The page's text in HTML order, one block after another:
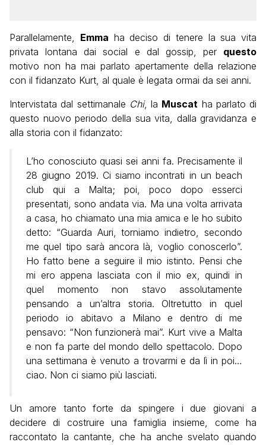
Parallelamente, Emma ha deciso di tenere la sua vita
privata lontana dai social e dal gossip, per questo
motivo non ha mai parlato apertamente della relazione
con il fidanzato Kurt, al quale è legata ormai da sei anni.
Intervistata dal settimanale Chi, la Muscat ha parlato di
questo nuovo periodo della sua vita, dalla gravidanza e
alla storia con il fidanzato:
L’ho conosciuto quasi sei anni fa. Precisamente il
28 giugno 2019. Ci siamo incontrati in un beach
club qui a Malta; poi, poco dopo esserci
presentati, sono andata via. Ma una volta arrivata
a casa, ho chiamato una mia amica e le ho subito
detto: “Guarda Auri, torniamo indietro, secondo
me quel tipo sarà ancora là, voglio conoscerlo”.
Ho fatto bene a seguire il mio istinto. Pensi che
mi ero appena lasciata con il mio ex, quindi in
quel momento non stavo assolutamente
pensando a un’altra storia. Oltretutto in quel
periodo io abitavo a Milano e dentro di me
pensavo: “Non funzionerà mai”. Kurt vive a Malta
e non fa parte del mondo dello spettacolo. Dopo
una settimana è venuto a trovarmi e da lì in poi…
ciao. Non ci siamo più lasciati.
Un amore tanto forte da spingere i due giovani a
decidere di costruire una famiglia insieme, come ha
raccontato la cantante, che ha anche svelato quando